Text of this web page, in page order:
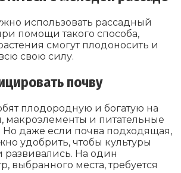
использовать рассадный
помощи такого способа,
смогут плодоносить и
свою силу.
почву
плодородную и богатую на
макроэлементы и питательные
Но даже если почва подходящая,
удобрить, чтобы культуры
развивались. На один
выбранного места, требуется